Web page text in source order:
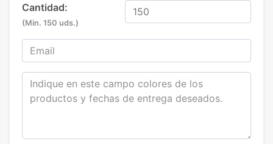
Cantidad:
(Min. 150 uds.)